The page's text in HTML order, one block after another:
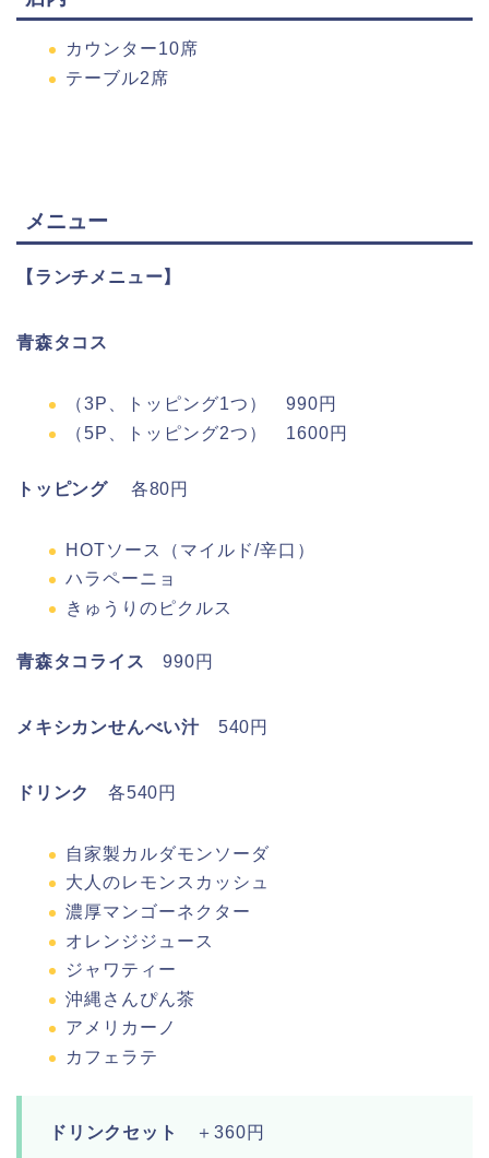
カウンター10席
テーブル2席
メニュー
【ランチメニュー】
青森タコス
（3P、トッピング1つ） 990円
（5P、トッピング2つ） 1600円
トッピング 各80円
HOTソース（マイルド/辛口）
ハラペーニョ
きゅうりのピクルス
青森タコライス990円
メキシカンせんべい汁 540円
ドリンク 各540円
自家製カルダモンソーダ
大人のレモンスカッシュ
濃厚マンゴーネクター
オレンジジュース
ジャワティー
沖縄さんぴん茶
アメリカーノ
カフェラテ
ドリンクセット ＋360円